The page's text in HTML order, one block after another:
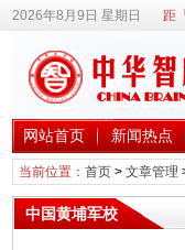
2026年8月9日 星期日 距
网站首页 新闻热点
当前位置： 首页> 文章管理
中国黄埔军校